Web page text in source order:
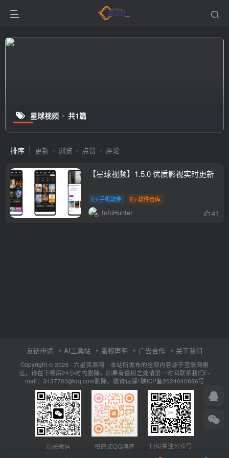
星球视频 共1篇
排序 更新 浏览 点赞 评论
【星球视频】1.5.0 优质影视实时更新
手机软件 软件仓库
InfoHunter 41
友链申请 AI工具站 版权声明 广告合作 关于我们
Copyright © 2026 · 六星资源网 · 本站所发布的全部内容源于互联网搬
运，请在下载后24小时内删除。如果有侵权之处请第一时间联系我们E-
mail：3437703@qq.com删除。敬请谅解! 陕ICP备2024040886号
站长微信 扫码加QQ频道 扫码关注公众号